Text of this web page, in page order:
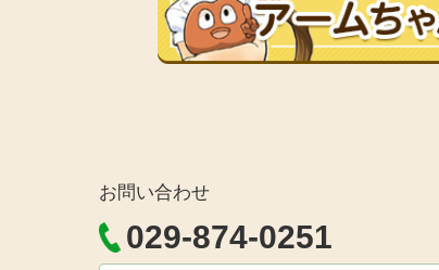
お問い合わせ
029-874-0251